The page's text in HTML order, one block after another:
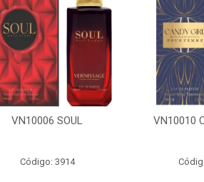
VN10010 CANDY GIRL
Código: 3917
VN10005